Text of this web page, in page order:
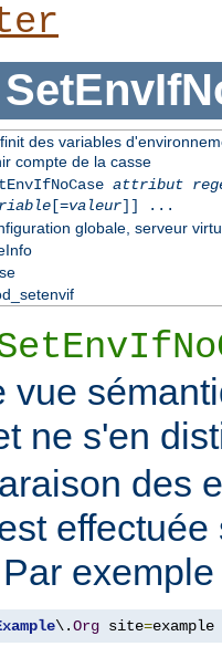
des variables
compte de la casse
attribut
[=valeur]] ...
globale, serveur
vue
ne s'en
des
exemple
\.Org site=example